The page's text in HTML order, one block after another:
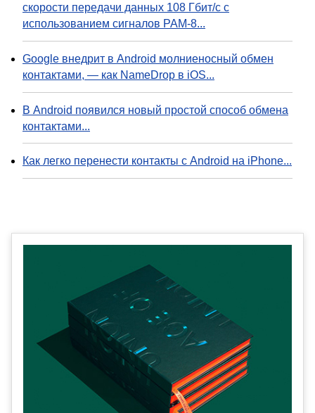
скорости передачи данных 108 Гбит/с с
использованием сигналов PAM-8...
Google внедрит в Android молниеносный обмен
контактами, — как NameDrop в iOS...
В Android появился новый простой способ обмена
контактами...
Как легко перенести контакты с Android на iPhone...